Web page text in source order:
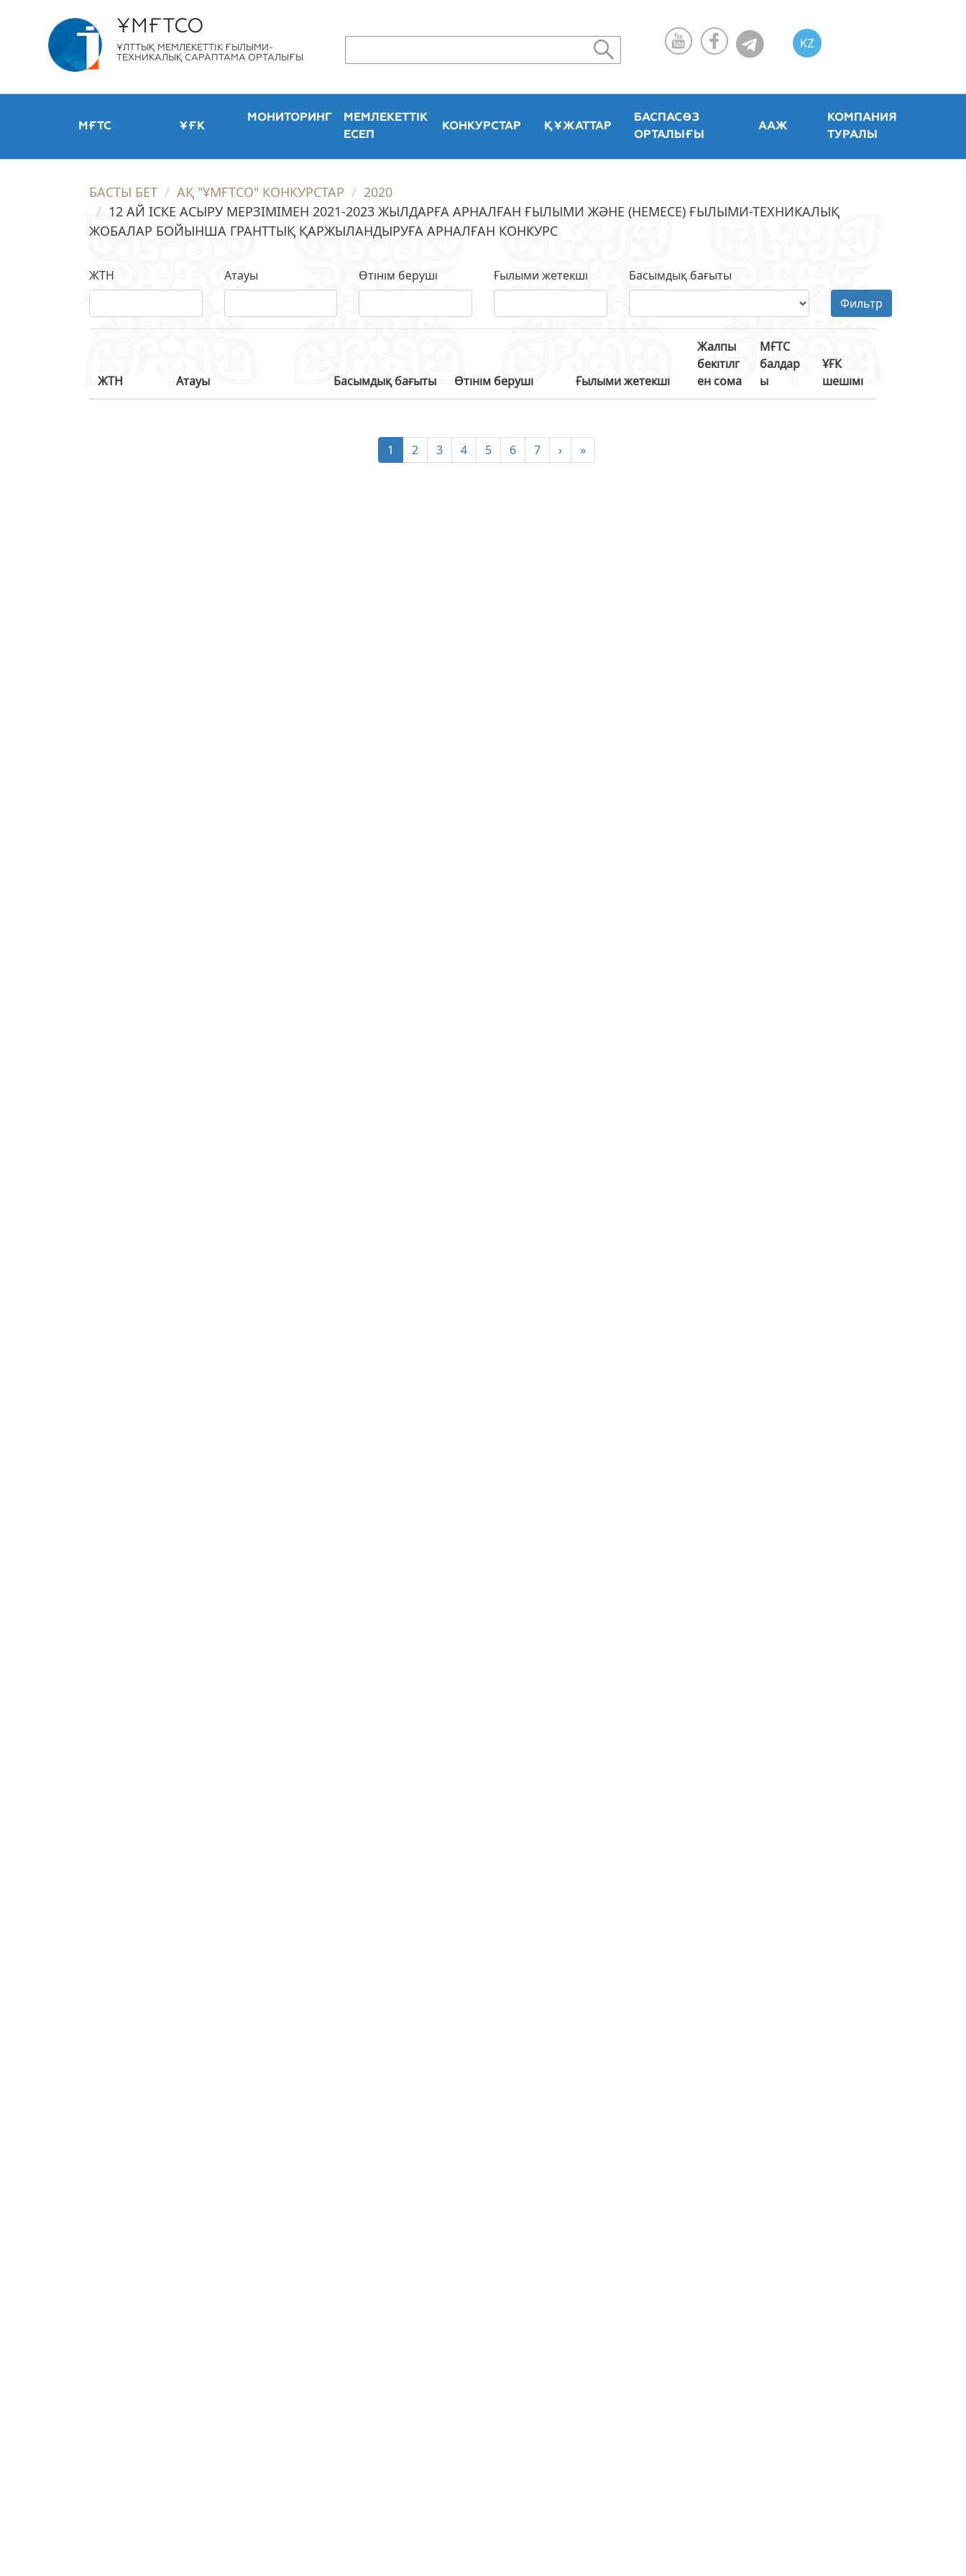
ҰМҒТСО
ҰЛТТЫҚ МЕМЛЕКЕТТІК ҒЫЛЫМИ-
ТЕХНИКАЛЫҚ САРАПТАМА ОРТАЛЫҒЫ
KZ
МҒТС ҰҒК
МОНИТОРИНГ
МЕМЛЕКЕТТІК
ЕСЕП
КОНКУРСТАР ҚҰЖАТТАР
БАСПАСӨЗ
ОРТАЛЫҒЫ
ААЖ
КОМПАНИЯ
ТУРАЛЫ
БАСТЫ БЕТ АҚ "ҰМҒТСО" КОНКУРСТАР
2020
12 АЙ ІСКЕ АСЫРУ МЕРЗІМІМЕН 2021-2023 ЖЫЛДАРҒА АРНАЛҒАН ҒЫЛЫМИ ЖӘНЕ (НЕМЕСЕ) ҒЫЛЫМИ-ТЕХНИКАЛЫҚ
ЖОБАЛАР БОЙЫНША ГРАНТТЫҚ ҚАРЖЫЛАНДЫРУҒА АРНАЛҒАН КОНКУРС
ЖТН Атауы Өтінім беруші Ғылыми жетекші
Басымдық бағыты
Фильтр
ЖТН Атауы Басымдық бағыты Өтінім беруші Ғылыми жетекші
Жалпы
бекітілг
ен сома
МҒТС
балдар
ы
ҰҒК
шешімі
1 2 3 4 5 6 7 › »